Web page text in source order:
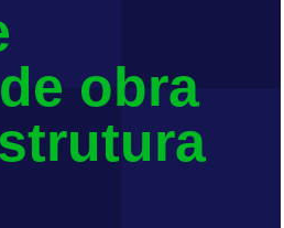
obra